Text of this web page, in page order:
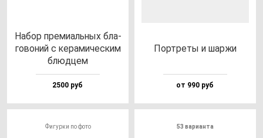
Набор пре­ми­аль­ных бла­
го­во­ний с ке­ра­ми­чес­ким
блюд­цем
2500 руб
Пор­тре­ты и шар­жи
от 990 руб
Фигурки по фото 53 варианта